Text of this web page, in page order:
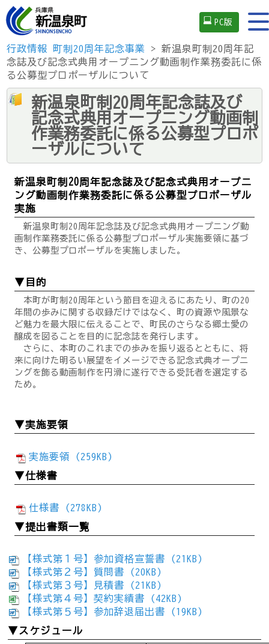
PC版
行政情報 町制20周年記念事業 > 新温泉町制20周年記
念誌及び記念式典用オープニング動画制作業務委託に係
る公募型プロポーザルについて
新温泉町制20周年記念誌及び
記念式典用オープニング動画制
作業務委託に係る公募型プロポ
ーザルについて
新温泉町制20周年記念誌及び記念式典用オープニ
ング動画制作業務委託に係る公募型プロポーザル
実施
新温泉町制20周年記念誌及び記念式典用オープニング動
画制作業務委託に係る公募型プロポーザル実施要領に基づ
き、公募型プロポーザルを実施しました。
▼目的
本町が町制20周年という節目を迎えるにあたり、町の20
年間の歩みに関する収録だけではなく、町の資源や風景な
ど魅力を最大限に伝えることで、町民のさらなる郷土愛の
醸成を図ることを目的に記念誌を発行します。
さらに、本町のこれまでの歩みを振り返るとともに、将
来に向けた明るい展望をイメージできる記念式典オープニ
ングを飾る動画制作を円滑に遂行できる受託者を選定する
ため。
▼実施要領
実施要領 (259KB)
▼仕様書
仕様書 (278KB)
▼提出書類一覧
【様式第１号】参加資格宣誓書 (21KB)
【様式第２号】質問書 (20KB)
【様式第３号】見積書 (21KB)
【様式第４号】契約実績書 (42KB)
【様式第５号】参加辞退届出書 (19KB)
▼スケジュール